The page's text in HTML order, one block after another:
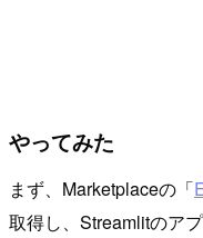
やってみた
まず、Marketplaceの「
取得し、Streamlitのア